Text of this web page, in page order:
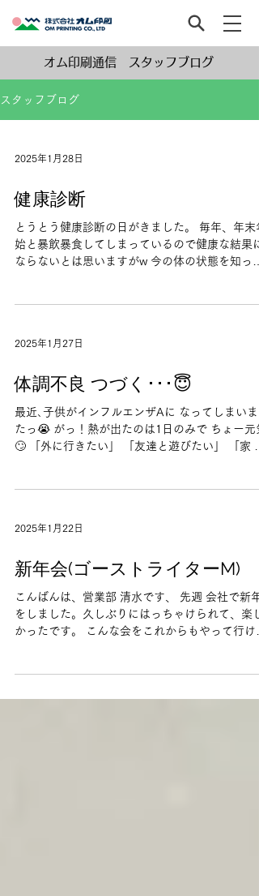
オム印刷通信 スタッフブログ
スタッフブログ
2025年1月28日
健康診断
とうとう健康診断の日がきました。 毎年、年末
始と暴飲暴食してしまっているので健康な結果に
ならないとは思いますがw 今の体の状態を知って
2025年1月27日
体調不良 つづく･･･😇
最近､子供がインフルエンザAに なってしまいま
たっ😭 がっ！熱が出たのは1日のみで ちょー元
🙄 「外に行きたい」 「友達と遊びたい」 「家 暇
2025年1月22日
新年会(ゴーストライターM)
こんばんは、営業部 清水です、 先週 会社で新年
をしました。久しぶりにはっちゃけられて、楽し
かったです。 こんな会をこれからもやって行け